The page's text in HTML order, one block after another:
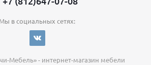
Мы в социальных сетях:
Мебель» - интернет-магазин мебели